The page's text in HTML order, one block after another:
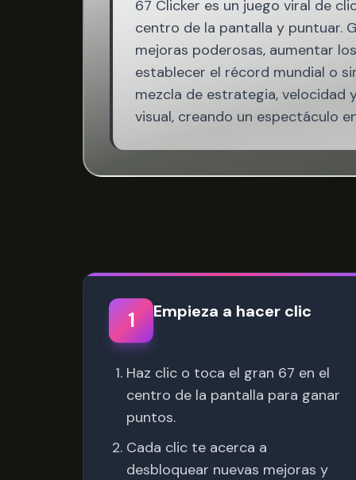
67 Clicker es un juego viral de
centro de la pantalla y puntuar.
mejoras poderosas, aumentar
establecer el récord mundial o
mezcla de estrategia, velocidad
visual, creando un espectáculo
1 Empieza a hacer clic
Haz clic o toca el gran 67 en el
centro de la pantalla para ganar
puntos.
Cada clic te acerca a
desbloquear nuevas mejoras y